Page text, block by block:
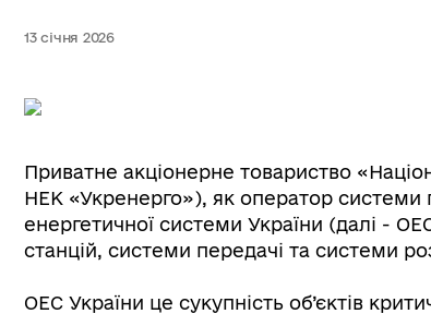
13 січня 2026
Приватне акціонерне товариство
НЕК «Укренерго»), як оператор системи
енергетичної системи України (далі -
станцій, системи передачі та системи
ОЕС України це сукупність об’єктів